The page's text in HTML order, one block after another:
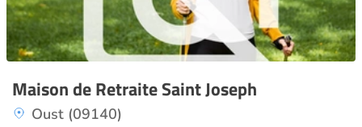
Maison de Retraite Saint Joseph
Oust (09140)